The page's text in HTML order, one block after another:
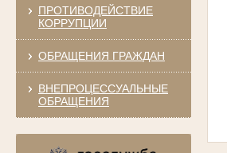
ПРОТИВОДЕЙСТВИЕ
КОРРУПЦИИ
ОБРАЩЕНИЯ ГРАЖДАН
ВНЕПРОЦЕССУАЛЬНЫЕ
ОБРАЩЕНИЯ